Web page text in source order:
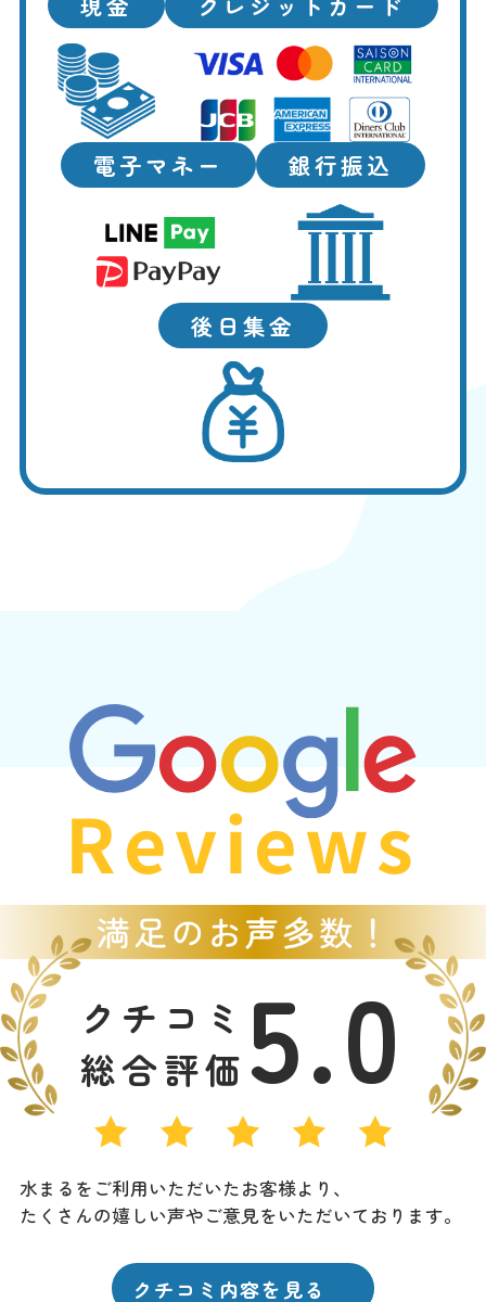
電子マネー 銀行振込
後日集金
Reviews
クチコミ
総合評価 5.0
水まるをご利用いただいたお客様より、
たくさんの嬉しい声やご意見をいただいております。
クチコミ内容を見る